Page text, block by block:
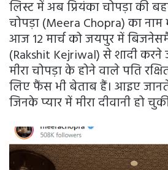
लिस्ट में अब प्रियंका चोपड़ा की
चोपड़ा (Meera Chopra) का
आज 12 मार्च को जयपुर में
(Rakshit Kejriwal) से शादी करने
मीरा चोपड़ा के होने वाले पति
लिए फैंस भी बेताब हैं। आइए
जिनके प्यार में मीरा दीवानी हो